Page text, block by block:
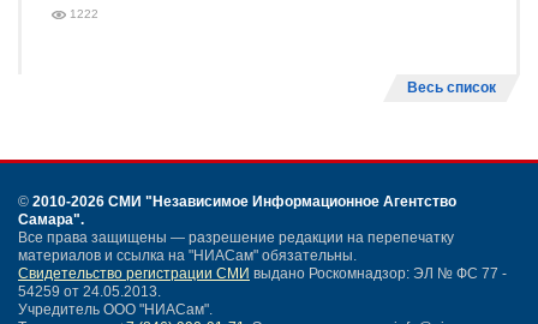
1222
Весь список
© 2010-2026 СМИ "Независимое Информационное Агентство
Самара".
Все права защищены — разрешение редакции на перепечатку
материалов и ссылка на "НИАСам" обязательны.
Свидетельство регистрации СМИ выдано Роскомнадзор: ЭЛ № ФС 77 -
54259 от 24.05.2013.
Учредитель ООО "НИАСам".